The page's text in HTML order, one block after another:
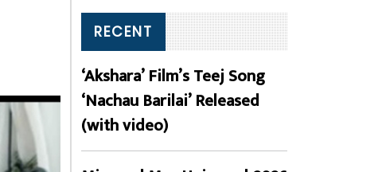
RECENT
‘Akshara’ Film’s Teej Song
‘Nachau Barilai’ Released
(with video)